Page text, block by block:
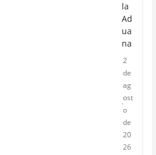
la
Ad
ua
na
2
de
ag
ost
o
de
20
26